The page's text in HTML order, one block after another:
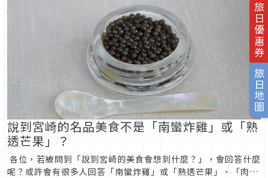
旅日優惠券
旅日地圖
說到宮崎的名品美食不是「南蠻炸雞」或「熟
透芒果」？
各位，若被問到「說到宮崎的美食會想到什麼？」，會回答什麼
呢？或許會有很多人回答「南蠻炸雞」或「熟透芒果」、「肉卷